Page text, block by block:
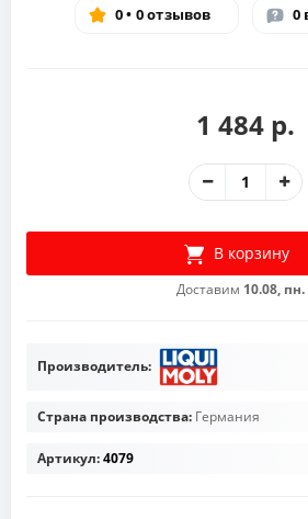
0 • 0 отзывов 0
1 484 р.
В корзину
Доставим 10.08, пн.
Производитель:
Страна производства: Германия
Артикул:4079